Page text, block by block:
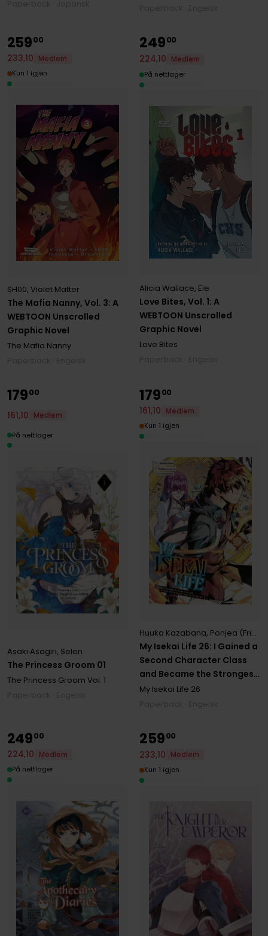
The Mafia Nanny, Vol. 3: A
WEBTOON Unscrolled
Graphic Novel
SH00, Violet Matter
The Mafia Nanny
25900
233,10
Medlem
Kun 1 igjen
Love Bites, Vol. 1: A
WEBTOON Unscrolled
Graphic Novel
Alicia Wallace, Ele
Love Bites
24900
224,10
Medlem
På nettlager
The Princess Groom 01
Asaki Asagiri, Selen
The Princess Groom Vol. 1
17900
161,10 Medlem
På nettlager
My Isekai Life 26: I Gained a
Second Character Class
and Became the Strongest
Sage in the World!
Huuka Kazabana, Ponjea (Friendly Lan
My Isekai Life 26
17900
161,10
Medlem
Kun 1 igjen
24900
224,10
Medlem
På nettlager
25900
233,10
Medlem
Kun 1 igjen